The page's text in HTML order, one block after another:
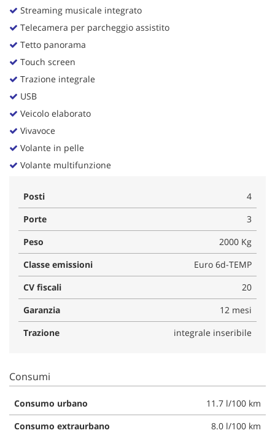
Streaming musicale integrato
Telecamera per parcheggio assistito
Tetto panorama
Touch screen
Trazione integrale
USB
Veicolo elaborato
Vivavoce
Volante in pelle
Volante multifunzione
Posti
4
Porte
3
Peso
2000 Kg
Classe emissioni
Euro 6d-TEMP
CV fiscali
20
Garanzia
12 mesi
Trazione
integrale inseribile
Consumi
Consumo urbano
11.7 l/100 km
Consumo extraurbano
8.0 l/100 km